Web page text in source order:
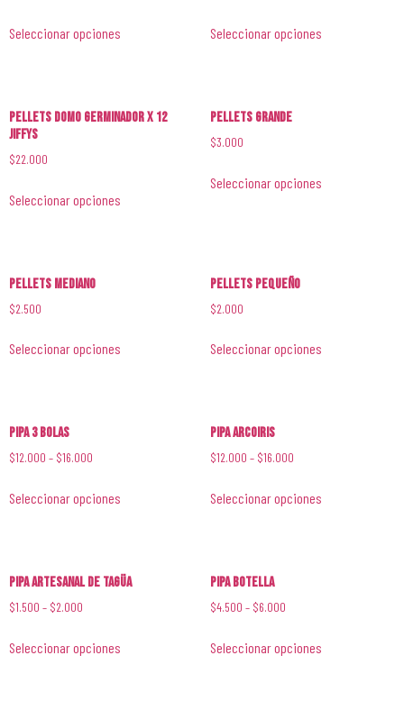
Seleccionar opciones Seleccionar opciones
Pellets Domo Germinador x 12
Jiffys
$22.000
Seleccionar opciones
Pellets Grande
$3.000
Seleccionar opciones
Pellets Mediano
$2.500
Seleccionar opciones
Pellets Pequeño
$2.000
Seleccionar opciones
Pipa 3 Bolas
$12.000 – $16.000
Seleccionar opciones
Pipa Arcoiris
$12.000 – $16.000
Seleccionar opciones
Pipa Artesanal de Tagüa
$1.500 – $2.000
Seleccionar opciones
Pipa Botella
$4.500 – $6.000
Seleccionar opciones